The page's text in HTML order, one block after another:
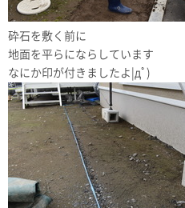
砕石を敷く前に
地面を平らにならしています
なにか印が付きましたよ|дﾟ)